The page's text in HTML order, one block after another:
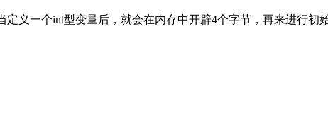
义一个int型变量后，就会在内存中开辟4个字节，再来进行初